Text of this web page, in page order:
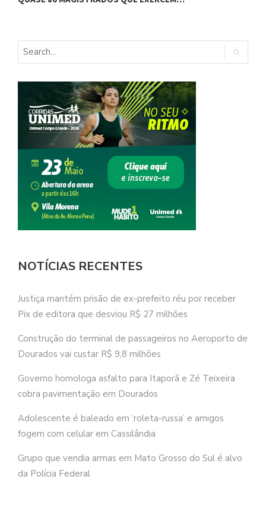
NOTÍCIAS RECENTES
Justiça mantém prisão de ex-prefeito réu por receber
Pix de editora que desviou R$ 27 milhões
Construção do terminal de passageiros no Aeroporto de
Dourados vai custar R$ 9,8 milhões
Governo homologa asfalto para Itaporã e Zé Teixeira
cobra pavimentação em Dourados
Adolescente é baleado em ‘roleta-russa’ e amigos
fogem com celular em Cassilândia
Grupo que vendia armas em Mato Grosso do Sul é alvo
da Polícia Federal